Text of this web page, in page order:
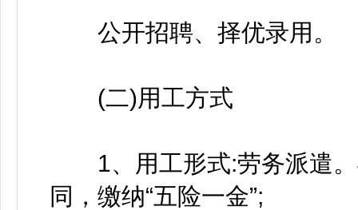
公开招聘、择优录用。
(二)用工方式
1、用工形式:劳务派遣。
同，缴纳“五险一金”;